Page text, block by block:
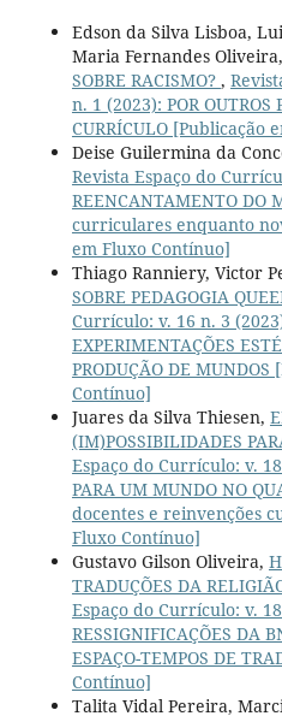
Edson da Silva Lisboa,
Maria Fernandes Oliveira,
SOBRE RACISMO? ,
n. 1 (2023): POR OUTROS
CURRÍCULO [Publicação
Deise Guilermina da
Revista Espaço do
REENCANTAMENTO DO
curriculares enquanto
em Fluxo Contínuo]
Thiago Ranniery, Victor
SOBRE PEDAGOGIA
Currículo: v. 16 n. 3
EXPERIMENTAÇÕES
PRODUÇÃO DE
Contínuo]
Juares da Silva Thiesen,
(IM)POSSIBILIDADES
Espaço do Currículo: v.
PARA UM MUNDO NO
docentes e reinvenções
Fluxo Contínuo]
Gustavo Gilson Oliveira,
TRADUÇÕES DA
Espaço do Currículo: v.
RESSIGNIFICAÇÕES DA
ESPAÇO-TEMPOS DE
Contínuo]
Talita Vidal Pereira,